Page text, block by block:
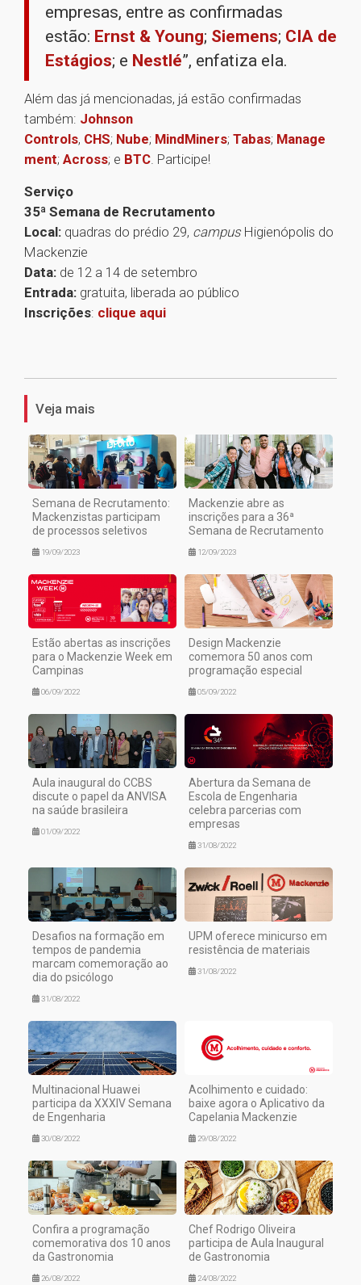
empresas, entre as confirmadas
estão: Ernst & Young; Siemens; CIA de
Estágios; e Nestlé”, enfatiza ela.
Além das já mencionadas, já estão confirmadas
também: Johnson
Controls, CHS; Nube; MindMiners; Tabas; Manage
ment; Across; e BTC. Participe!
Serviço
35ª Semana de Recrutamento
Local: quadras do prédio 29, campus Higienópolis do
Mackenzie
Data: de 12 a 14 de setembro
Entrada: gratuita, liberada ao público
Inscrições: clique aqui
Veja mais
Semana de Recrutamento:
Mackenzistas participam
de processos seletivos
19/09/2023
Mackenzie abre as
inscrições para a 36ª
Semana de Recrutamento
12/09/2023
Estão abertas as inscrições
para o Mackenzie Week em
Campinas
06/09/2022
Design Mackenzie
comemora 50 anos com
programação especial
05/09/2022
Aula inaugural do CCBS
discute o papel da ANVISA
na saúde brasileira
01/09/2022
Abertura da Semana de
Escola de Engenharia
celebra parcerias com
empresas
31/08/2022
Desafios na formação em
tempos de pandemia
marcam comemoração ao
dia do psicólogo
31/08/2022
UPM oferece minicurso em
resistência de materiais
31/08/2022
Multinacional Huawei
participa da XXXIV Semana
de Engenharia
30/08/2022
Acolhimento e cuidado:
baixe agora o Aplicativo da
Capelania Mackenzie
29/08/2022
Confira a programação
comemorativa dos 10 anos
da Gastronomia
26/08/2022
Chef Rodrigo Oliveira
participa de Aula Inaugural
de Gastronomia
24/08/2022